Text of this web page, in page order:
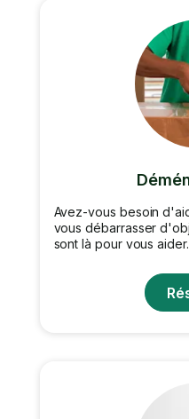
Avez-vous besoin
vous débarrasser
sont là pour vous aider.